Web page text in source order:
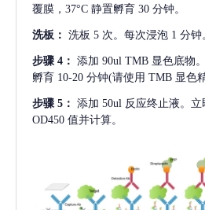
覆膜，37°C 静置孵育 30 分钟。
洗板： 洗板 5 次。每次浸泡 1 分钟
步骤 4： 添加 90ul TMB 显色底物
孵育 10-20 分钟(请使用 TMB 显色
步骤 5： 添加 50ul 反应终止液。立
OD450 值并计算。